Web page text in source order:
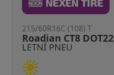
LETNÍ PNEU
Roadian CT8 DOT22
215/60R16C (108) T